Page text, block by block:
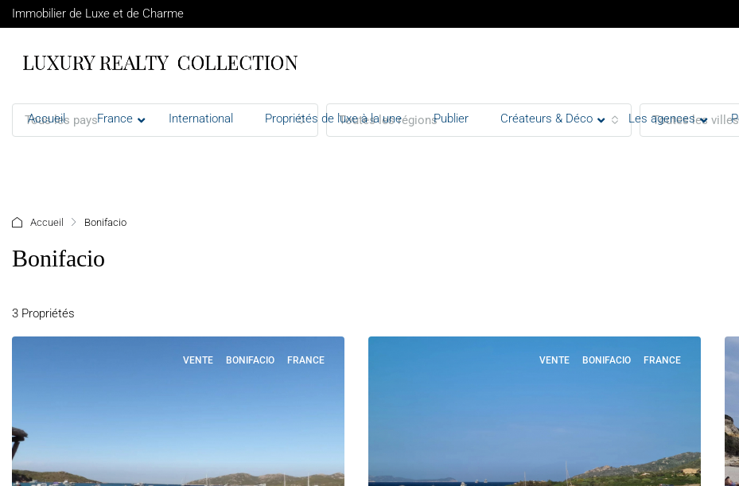
Immobilier de Luxe et de Charme
Accueil France International Propriétés de luxe à la une Publier Créateurs & Déco Les agences
Tous les pays Toutes les régions Toutes les villes
Accueil Bonifacio
Bonifacio
3 Propriétés
VENTE BONIFACIO FRANCE VENTE BONIFACIO FRANCE